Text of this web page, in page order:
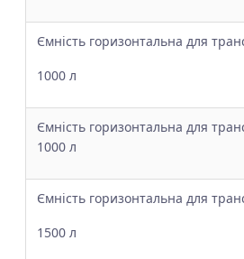
Ємність горизонтальна для
1000 л
Ємність горизонтальна для
1000 л
Ємність горизонтальна для
1500 л